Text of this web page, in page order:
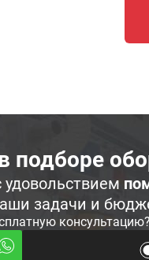
задачи и